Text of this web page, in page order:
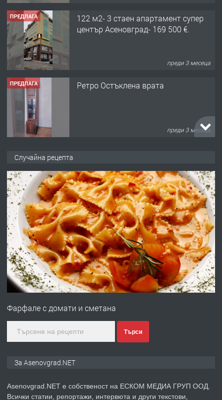
ПРЕДЛАГА
122 м2- 3 стаен апартамент супер
център Асеновград- 169 500 €.
преди 3 месеца
ПРЕДЛАГА Ретро Остъклена врата
преди 3 месеца
преди 10 месеца
ПРЕДЛАГА
Професионална броячна машина -
със сертификат от ЕЦБ
преди 1 година
ПРЕДЛАГА
Професионална зеленчукорезачка
преди 2 години
Случайна рецепта
Фарфале с домати и сметана
Търси
За Asenovgrad.NET
Asenovgrad.NET е собственост на ЕСКОМ МЕДИА ГРУП ООД.
Всички статии, репортажи, интервюта и други текстови,